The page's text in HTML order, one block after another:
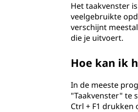
Het taakvenster
veelgebruikte
verschijnt
die je uitvoert.
Hoe kan ik
In de meeste
"Taakvenster" te
Ctrl + F1